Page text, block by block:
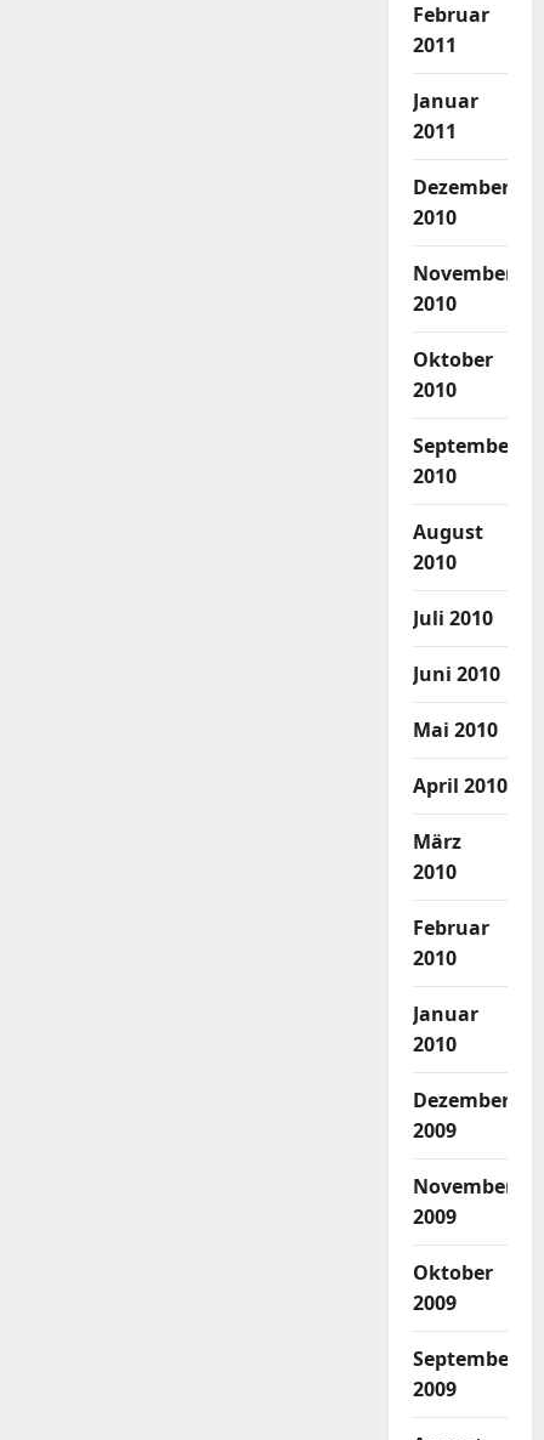
Februar
2011
Januar
2011
Dezember
2010
November
2010
Oktober
2010
September
2010
August
2010
Juli 2010
Juni 2010
Mai 2010
April 2010
März
2010
Februar
2010
Januar
2010
Dezember
2009
November
2009
Oktober
2009
September
2009